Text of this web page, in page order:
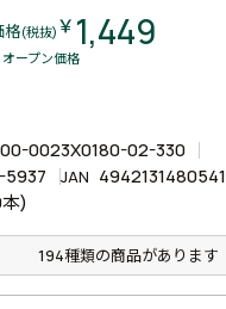
格(税抜) ￥ 1,449
オープン価格
0023X0180-02-330
JAN 4942131480541
)
194種類の商品があります